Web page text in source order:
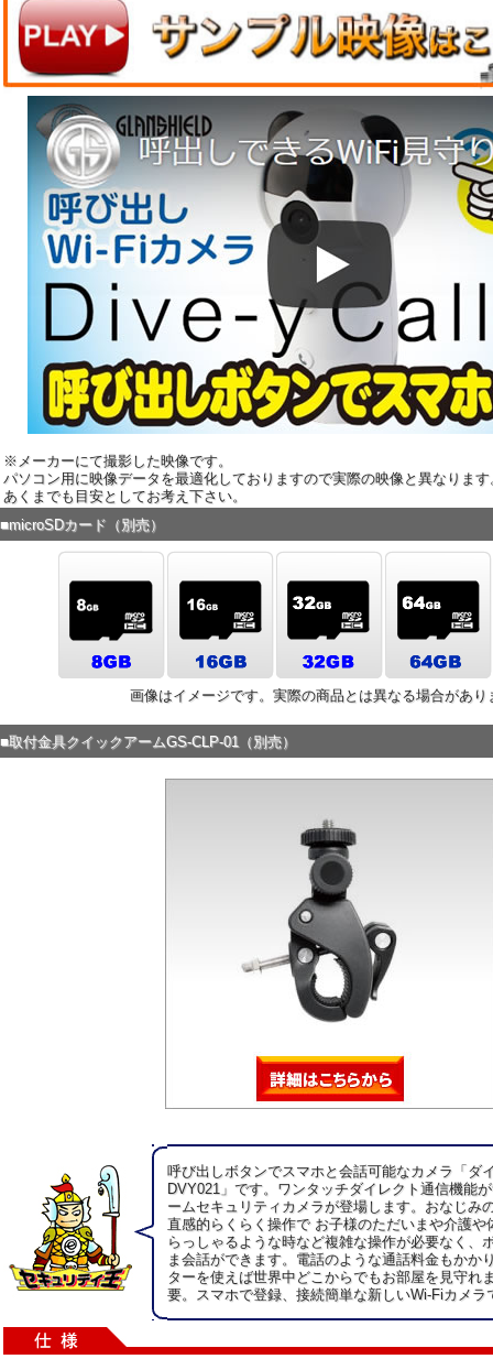
※メーカーにて撮影した映像です。
パソコン用に映像データを最適化しておりますので実際の映像と異なります
あくまでも目安としてお考え下さい。
■microSDカード（別売）
画像はイメージです。実際の商品とは異なる場合があり
■取付金具クイックアームGS-CLP-01（別売）
呼び出しボタンでスマホと会話可能なカメラ「
DVY021」です。ワンタッチダイレクト通信機能
ームセキュリティカメラが登場します。おなじみ
直感的らくらく操作で お子様のただいまや介護や
らっしゃるような時など複雑な操作が必要なく、
ま会話ができます。電話のような通話料金もかか
ターを使えば世界中どこからでもお部屋を見守れ
要。スマホで登録、接続簡単な新しいWi-Fiカメラ